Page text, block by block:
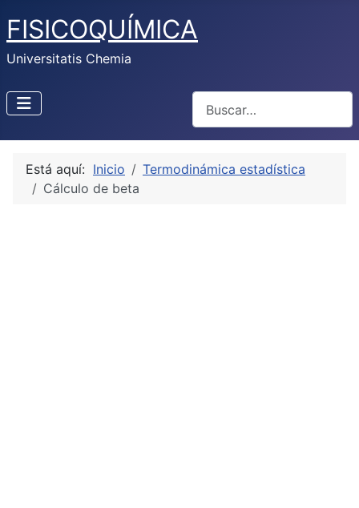
FISICOQUÍMICA
Universitatis Chemia
Está aquí: Inicio
Termodinámica estadística
Cálculo de beta